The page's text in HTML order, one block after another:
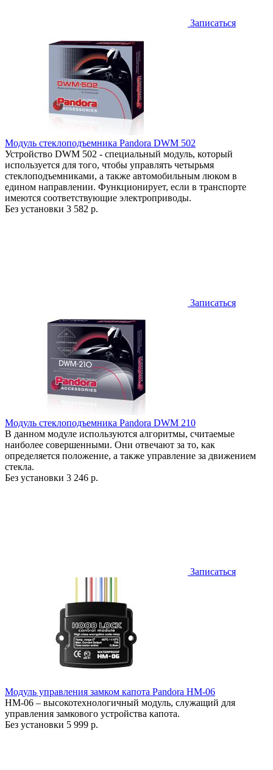
Записаться
Модуль стеклоподъемника Pandora DWM 502
Устройство DWM 502 - специальный модуль, который
используется для того, чтобы управлять четырьмя
стеклоподъемниками, а также автомобильным люком в
едином направлении. Функционирует, если в транспорте
имеются соответствующие электроприводы.
Без установки 3 582 р.
Записаться
Модуль стеклоподъемника Pandora DWM 210
В данном модуле используются алгоритмы, считаемые
наиболее совершенными. Они отвечают за то, как
определяется положение, а также управление за движением
стекла.
Без установки 3 246 р.
Записаться
Модуль управления замком капота Pandora HM-06
HM-06 – высокотехнологичный модуль, служащий для
управления замкового устройства капота.
Без установки 5 999 р.